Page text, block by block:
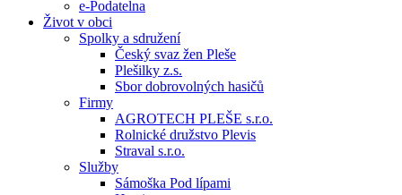
e-Podatelna
Život v obci
Spolky a sdružení
Český svaz žen Pleše
Plešilky z.s.
Sbor dobrovolných hasičů
Firmy
AGROTECH PLEŠE s.r.o.
Rolnické družstvo Plevis
Straval s.r.o.
Služby
Sámoška Pod lípami